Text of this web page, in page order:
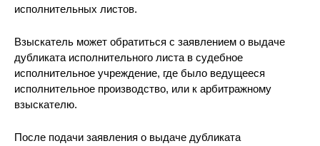
исполнительных листов.
Взыскатель может обратиться с заявлением о выдаче
дубликата исполнительного листа в судебное
исполнительное учреждение, где было ведущееся
исполнительное производство, или к арбитражному
взыскателю.
После подачи заявления о выдаче дубликата